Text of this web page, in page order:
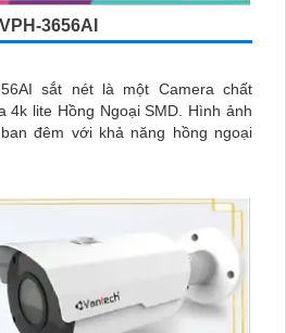
3656AI
sắt nét là một Camera chất
Hồng Ngoại SMD. Hình ảnh
đêm với khả năng hồng ngoại